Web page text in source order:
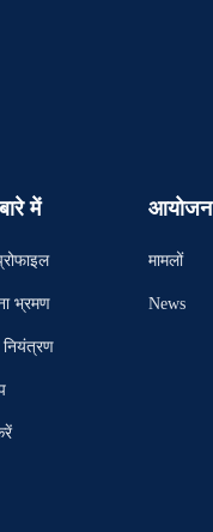
में
भ्रमण
नियंत्रण
आयोजन
मामलों
News